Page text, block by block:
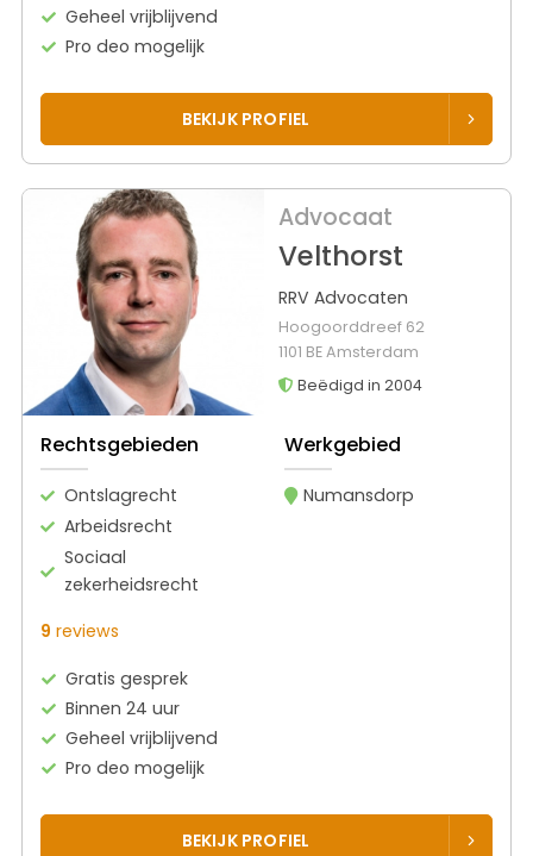
Geheel vrijblijvend
Pro deo mogelijk
BEKIJK PROFIEL
Advocaat
Velthorst
RRV Advocaten
Hoogoorddreef 62
1101 BE Amsterdam
Beëdigd in 2004
Rechtsgebieden
Ontslagrecht
Arbeidsrecht
Sociaal
zekerheidsrecht
Werkgebied
Numansdorp
9 reviews
Gratis gesprek
Binnen 24 uur
Geheel vrijblijvend
Pro deo mogelijk
BEKIJK PROFIEL